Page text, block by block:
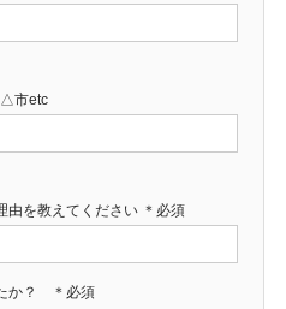
市etc
由を教えてください ＊必須
か？ ＊必須